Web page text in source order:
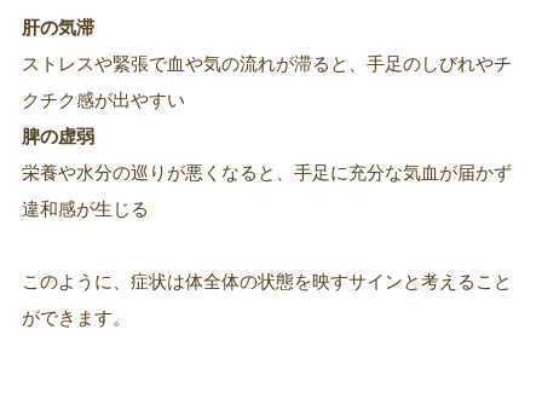
肝の気滞
ストレスや緊張で血や気の流れが滞ると、手足のしびれやチ
クチク感が出やすい
脾の虚弱
栄養や水分の巡りが悪くなると、手足に充分な気血が届かず
違和感が生じる
このように、症状は体全体の状態を映すサインと考えること
ができます。